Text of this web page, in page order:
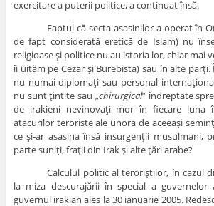
exercitare a puterii politice, a continuat însă.
Faptul că secta asasinilor a operat în
de fapt considerată eretică de Islam) nu
religioase şi politice nu au istoria lor, chiar mai
îi uităm pe Cezar şi Burebista) sau în alte
nu numai diplomaţi sau personal
nu sunt ţintite sau „chirurgical” îndreptate
de irakieni nevinovaţi mor în fiecare luna
atacurilor teroriste ale unora de aceeaşi
ce şi-ar asasina însă insurgenţii musulmani,
parte suniţi, fraţii din Irak şi alte ţări arabe?
Calculul politic al teroriştilor, în cazul
la miza descurajării în special a guvernelor
guvernul irakian ales la 30 ianuarie 2005.